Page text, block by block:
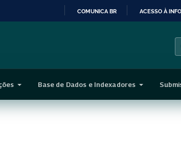
CONTEÚDO
COMUNICA BR ACESSO À
Base de Dados e Indexadores